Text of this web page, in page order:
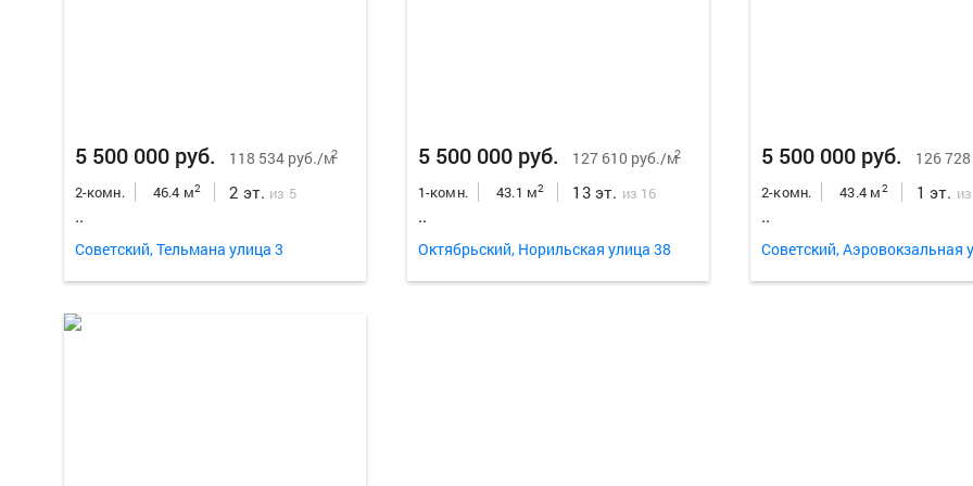
5 500 000 руб. 118 534 руб./м2
2-комн. 46.4 м2 2 эт. из 5
..
Советский, Тельмана улица 3
5 500 000 руб. 127 610 руб./м2
1-комн. 43.1 м2 13 эт. из 16
..
Октябрьский, Норильская улица 38
5 500 000 руб. 126
2-комн. 43.4 м2 1 эт.
..
Советский, Аэровокзальная